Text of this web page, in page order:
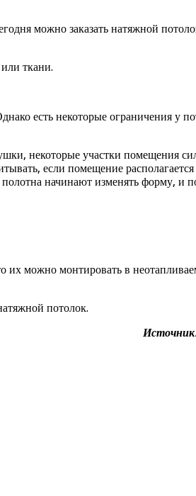
можно заказать натяжной
ткани.
есть некоторые ограничения у
некоторые участки помещения
если помещение
начинают изменять форму, и
их можно монтировать в
потолок.